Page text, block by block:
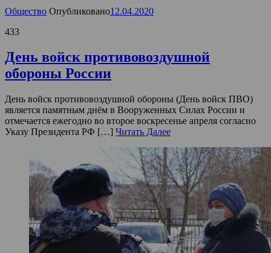
Общество Опубликовано12.04.2020
433
День войск противовоздушной
обороны России
День войск противовоздушной обороны (День войск ПВО)
является памятным днём в Вооруженных Силах России и
отмечается ежегодно во второе воскресенье апреля согласно
Указу Президента РФ […] Читать Далее